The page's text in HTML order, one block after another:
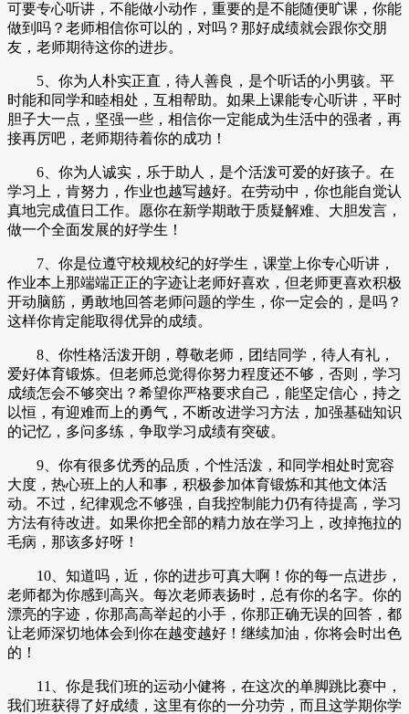
可要专心听讲，不能做小动作，重要的是不能随便旷课，你能
做到吗？老师相信你可以的，对吗？那好成绩就会跟你交朋
友，老师期待这你的进步。
5、你为人朴实正直，待人善良，是个听话的小男骇。平
时能和同学和睦相处，互相帮助。如果上课能专心听讲，平时
胆子大一点，坚强一些，相信你一定能成为生活中的强者，再
接再厉吧，老师期待着你的成功！
6、你为人诚实，乐于助人，是个活泼可爱的好孩子。在
学习上，肯努力，作业也越写越好。在劳动中，你也能自觉认
真地完成值日工作。愿你在新学期敢于质疑解难、大胆发言，
做一个全面发展的好学生！
7、你是位遵守校规校纪的好学生，课堂上你专心听讲，
作业本上那端端正正的字迹让老师好喜欢，但老师更喜欢积极
开动脑筋，勇敢地回答老师问题的学生，你一定会的，是吗？
这样你肯定能取得优异的成绩。
8、你性格活泼开朗，尊敬老师，团结同学，待人有礼，
爱好体育锻炼。但老师总觉得你努力程度还不够，否则，学习
成绩怎会不够突出？希望你严格要求自己，能坚定信心，持之
以恒，有迎难而上的勇气，不断改进学习方法，加强基础知识
的记忆，多问多练，争取学习成绩有突破。
9、你有很多优秀的品质，个性活泼，和同学相处时宽容
大度，热心班上的人和事，积极参加体育锻炼和其他文体活
动。不过，纪律观念不够强，自我控制能力仍有待提高，学习
方法有待改进。如果你把全部的精力放在学习上，改掉拖拉的
毛病，那该多好呀！
10、知道吗，近，你的进步可真大啊！你的每一点进步，
老师都为你感到高兴。每次老师表扬时，总有你的名字。你的
漂亮的字迹，你那高高举起的小手，你那正确无误的回答，都
让老师深切地体会到你在越变越好！继续加油，你将会时出色
的！
11、你是我们班的运动小健将，在这次的单脚跳比赛中，
我们班获得了好成绩，这里有你的一分功劳，而且这学期你学